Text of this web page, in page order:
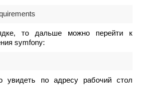
то дальше можно перейти к
symfony:
увидеть по адресу рабочий стол